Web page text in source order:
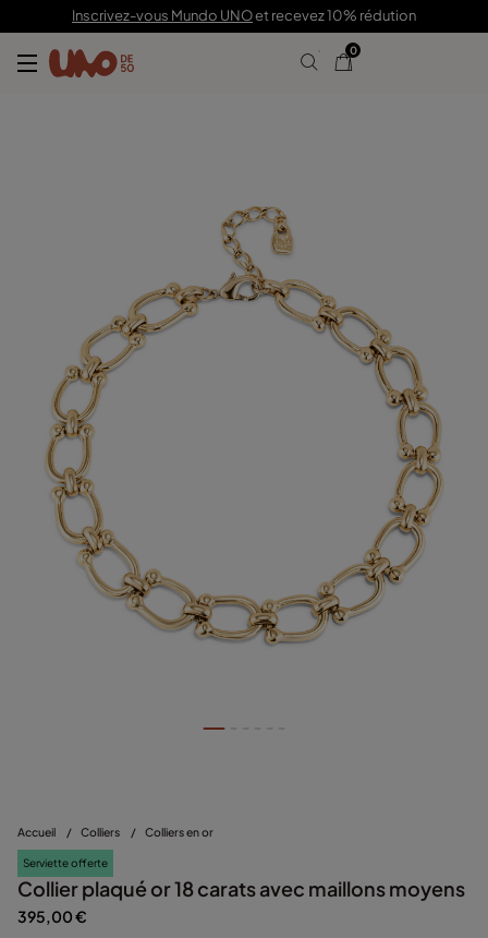
Inscrivez-vous Mundo UNOet recevez 10% rédution
0
Accueil / Colliers / Colliers en or
Serviette offerte
Collier plaqué or 18 carats avec maillons moyens
395,00 €